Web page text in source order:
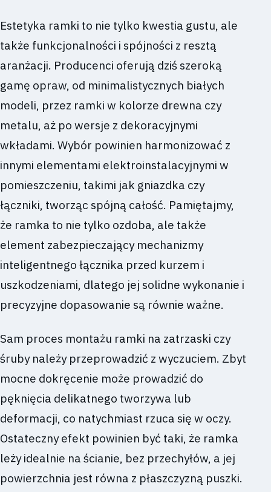
Estetyka ramki to nie tylko kwestia gustu, ale
także funkcjonalności i spójności z resztą
aranżacji. Producenci oferują dziś szeroką
gamę opraw, od minimalistycznych białych
modeli, przez ramki w kolorze drewna czy
metalu, aż po wersje z dekoracyjnymi
wkładami. Wybór powinien harmonizować z
innymi elementami elektroinstalacyjnymi w
pomieszczeniu, takimi jak gniazdka czy
łączniki, tworząc spójną całość. Pamiętajmy,
że ramka to nie tylko ozdoba, ale także
element zabezpieczający mechanizmy
inteligentnego łącznika przed kurzem i
uszkodzeniami, dlatego jej solidne wykonanie i
precyzyjne dopasowanie są równie ważne.
Sam proces montażu ramki na zatrzaski czy
śruby należy przeprowadzić z wyczuciem. Zbyt
mocne dokręcenie może prowadzić do
pęknięcia delikatnego tworzywa lub
deformacji, co natychmiast rzuca się w oczy.
Ostateczny efekt powinien być taki, że ramka
leży idealnie na ścianie, bez przechyłów, a jej
powierzchnia jest równa z płaszczyzną puszki.